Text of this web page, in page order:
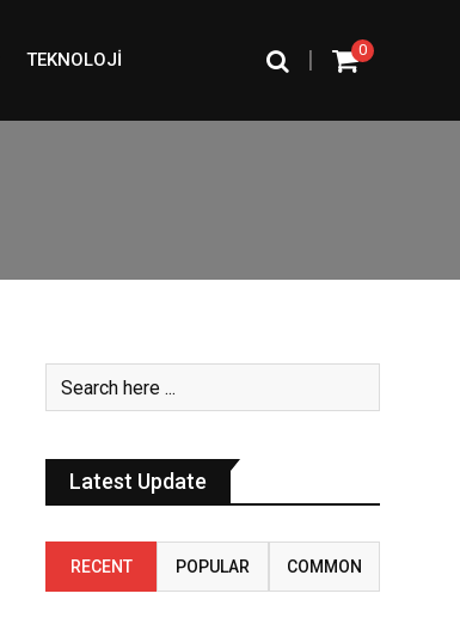
TEKNOLOJI 0
|
Latest Update
RECENT POPULAR COMMON